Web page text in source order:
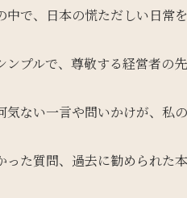
中で、日本の慌ただしい日常を
ンプルで、尊敬する経営者の
気ない一言や問いかけが、私
った質問、過去に勧められ